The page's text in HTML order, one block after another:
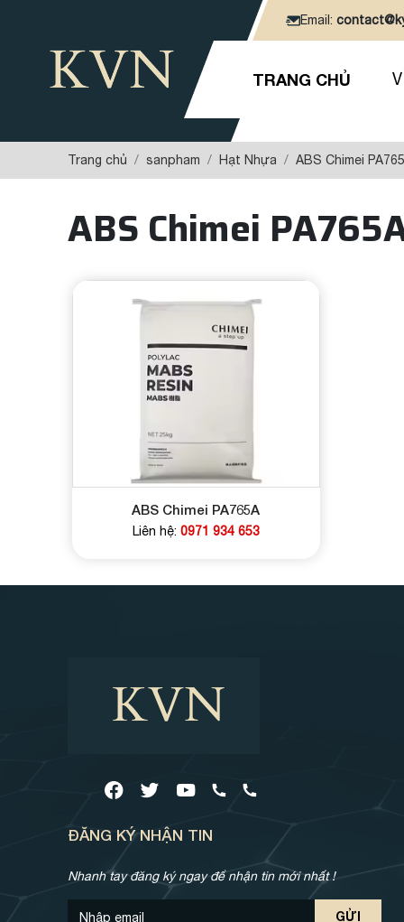
Email:
TRANG CHỦ
Trang chủ sanpham Hạt Nhựa ABS Chimei
ABS Chimei
ABS Chimei PA765A
Liên hệ: 0971 934 653
ĐĂNG KÝ NHẬN TIN
Nhanh tay đăng ký ngay để nhận tin mới nhất !
Nhập email